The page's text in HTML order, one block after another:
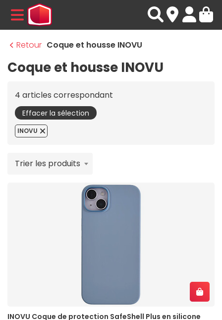
MENU
Retour Coque et housse INOVU
Coque et housse INOVU
4 articles correspondant
Effacer la sélection
INOVU
Trier les produits
INOVU Coque de protection SafeShell Plus en silicone